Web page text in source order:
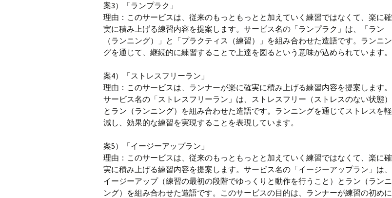
案3）「ランプラク」
理由：このサービスは、従来のもっともっとと加えていく練習ではなくて、楽に確
実に積み上げる練習内容を提案します。サービス名の「ランプラク」は、「ラン
（ランニング）」と「プラクティス（練習）」を組み合わせた造語です。ランニン
グを通じて、継続的に練習することで上達を図るという意味が込められています。
案4）「ストレスフリーラン」
理由：このサービスは、ランナーが楽に確実に積み上げる練習内容を提案します。
サービス名の「ストレスフリーラン」は、ストレスフリー（ストレスのない状態）
とラン（ランニング）を組み合わせた造語です。ランニングを通じてストレスを軽
減し、効果的な練習を実現することを表現しています。
案5）「イージーアップラン」
理由：このサービスは、従来のもっともっとと加えていく練習ではなくて、楽に確
実に積み上げる練習内容を提案します。サービス名の「イージーアップラン」は、
イージーアップ（練習の最初の段階でゆっくりと動作を行うこと）とラン（ランニ
ング）を組み合わせた造語です。このサービスの目的は、ランナーが練習の初めに